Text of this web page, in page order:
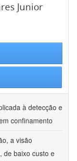
Junior
à detecção e
confinamento
a visão
de baixo custo e